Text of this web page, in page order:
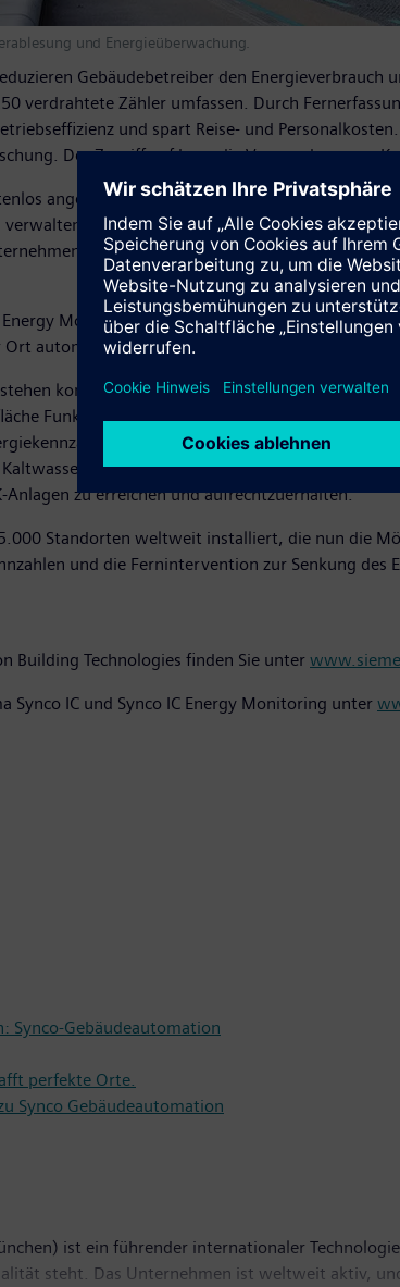
und Energieüberwachung.
Gebäudebetreiber den
verdrahtete Zähler umfassen. Durch
und spart Reise- und
Der Zugriff auf bzw. die Verwendung von
angebunden werden. Damit eignet sich
Auch für Städte und Gemeinden mit
die die Gebäudeautomationssysteme
Monitoring geht schnell und einfach.
automatisch ausfindig gemacht werden.
kontinuierlich unter Druck, den
Funktionen zur Überwachung aller Steuer-
in mehreren Gebäuden oder
oder Strom. Der Fernzugriff auf die
Anlagen zu erreichen und aufrechtzuerhalten.
Standorten weltweit installiert, die nun die
und die Fernintervention zur Senkung
Building Technologies finden Sie unter
Synco IC und Synco IC Energy Monitoring unter
Synco-Gebäudeautomation
perfekte Orte.
Synco Gebäudeautomation
ist ein führender internationaler
steht. Das Unternehmen ist weltweit aktiv,